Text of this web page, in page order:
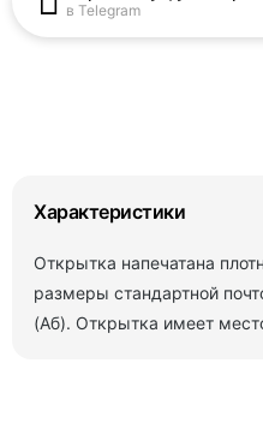
в Telegram
Характеристики
Открытка напечатана
размеры стандартной
(Аб). Открытка имеет